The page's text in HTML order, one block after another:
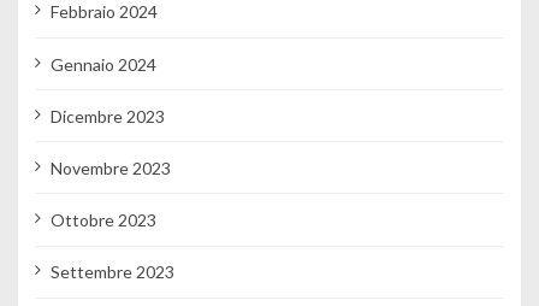
Febbraio 2024
Gennaio 2024
Dicembre 2023
Novembre 2023
Ottobre 2023
Settembre 2023